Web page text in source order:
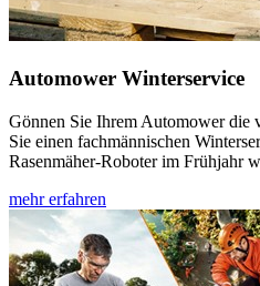
Automower Winterservice
Gönnen Sie Ihrem Automower die
Sie einen fachmännischen
Rasenmäher-Roboter im Frühjahr
mehr erfahren